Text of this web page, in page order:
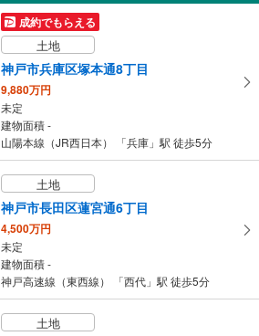
4,380万円
3LDK
建物面積 94.62m
山陽電鉄本線 「板宿」駅 徒歩5分
成約でもらえる
土地
神戸市兵庫区塚本通8丁目
9,880万円
未定
建物面積 -
山陽本線（JR西日本） 「兵庫」駅 徒歩5分
土地
神戸市長田区蓮宮通6丁目
4,500万円
未定
建物面積 -
神戸高速線（東西線） 「西代」駅 徒歩5分
土地